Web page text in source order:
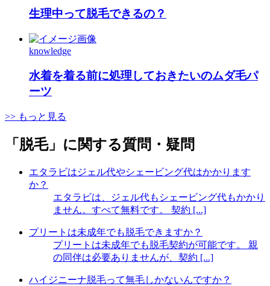
生理中って脱毛できるの？
knowledge
水着を着る前に処理しておきたいのムダ毛パ
ーツ
>> もっと見る
「脱毛」に関する質問・疑問
エタラビはジェル代やシェービング代はかかります
か？
エタラビは、ジェル代もシェービング代もかかり
ません。すべて無料です。 契約 [...]
プリートは未成年でも脱毛できますか？
プリートは未成年でも脱毛契約が可能です。 親
の同伴は必要ありませんが、契約 [...]
ハイジニーナ脱毛って無毛しかないんですか？